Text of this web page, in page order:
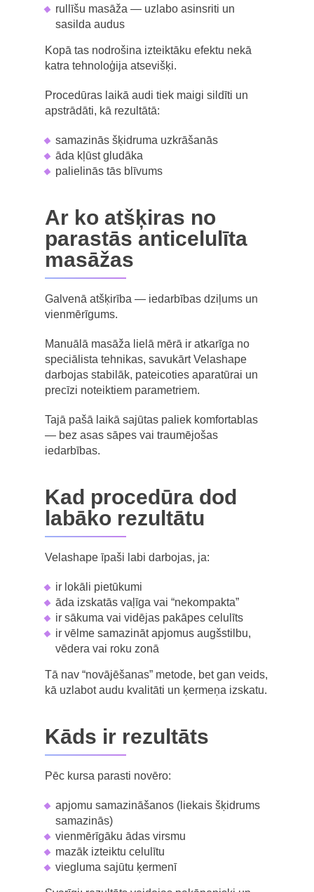
rullīšu masāža — uzlabo asinsriti un
sasilda audus
Kopā tas nodrošina izteiktāku efektu nekā
katra tehnoloģija atsevišķi.
Procedūras laikā audi tiek maigi sildīti un
apstrādāti, kā rezultātā:
samazinās šķidruma uzkrāšanās
āda kļūst gludāka
palielinās tās blīvums
Ar ko atšķiras no
parastās anticelulīta
masāžas
Galvenā atšķirība — iedarbības dziļums un
vienmērīgums.
Manuālā masāža lielā mērā ir atkarīga no
speciālista tehnikas, savukārt Velashape
darbojas stabilāk, pateicoties aparatūrai un
precīzi noteiktiem parametriem.
Tajā pašā laikā sajūtas paliek komfortablas
— bez asas sāpes vai traumējošas
iedarbības.
Kad procedūra dod
labāko rezultātu
Velashape īpaši labi darbojas, ja:
ir lokāli pietūkumi
āda izskatās vaļīga vai “nekompakta”
ir sākuma vai vidējas pakāpes celulīts
ir vēlme samazināt apjomus augšstilbu,
vēdera vai roku zonā
Tā nav “novājēšanas” metode, bet gan veids,
kā uzlabot audu kvalitāti un ķermeņa izskatu.
Kāds ir rezultāts
Pēc kursa parasti novēro:
apjomu samazināšanos (liekais šķidrums
samazinās)
vienmērīgāku ādas virsmu
mazāk izteiktu celulītu
viegluma sajūtu ķermenī